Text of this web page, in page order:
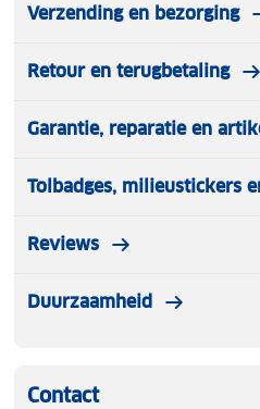
Verzending en bezorging
Retour en terugbetaling
Garantie, reparatie en
Tolbadges, milieustickers
Reviews
Duurzaamheid
Contact